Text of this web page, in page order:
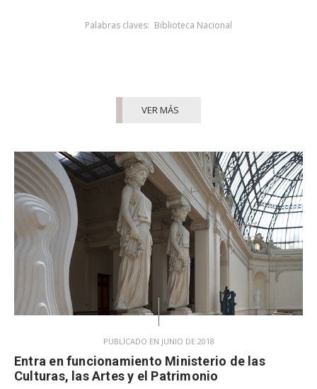
Palabras claves: Biblioteca Nacional
VER MÁS
PUBLICADO EN JUNIO DE 2018
Entra en funcionamiento Ministerio de las
Culturas, las Artes y el Patrimonio